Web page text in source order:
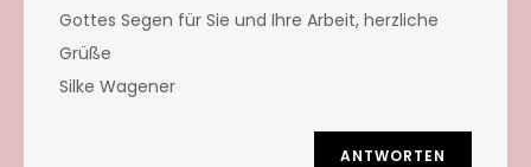
Gottes Segen für Sie und Ihre Arbeit, herzliche
Grüße
Silke Wagener
ANTWORTEN